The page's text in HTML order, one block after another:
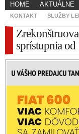
HOME AKTUÁLNE
KONTAKT SLUŽBY
sprístupnia od
od 1. apríla 2016
Po výmene
výťahu sú